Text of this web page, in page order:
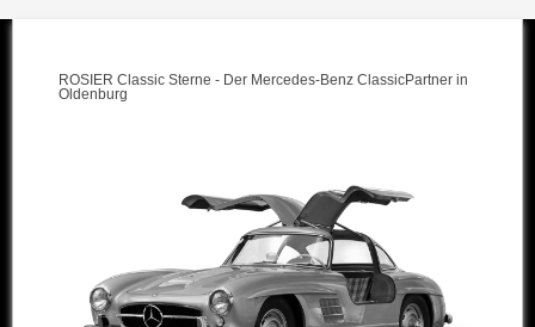
Die Ausstellung
Andere Marken
Verkaufte Fahrzeuge
Kontakt
ROSIER Classic Sterne - Der Mercedes-Benz ClassicPartner in
Oldenburg